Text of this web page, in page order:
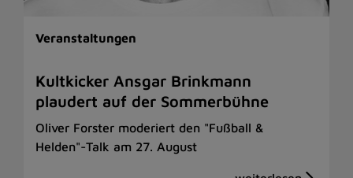
Veranstaltungen
Kultkicker Ansgar Brinkmann
plaudert auf der Sommerbühne
Oliver Forster moderiert den "Fußball &
Helden"-Talk am 27. August